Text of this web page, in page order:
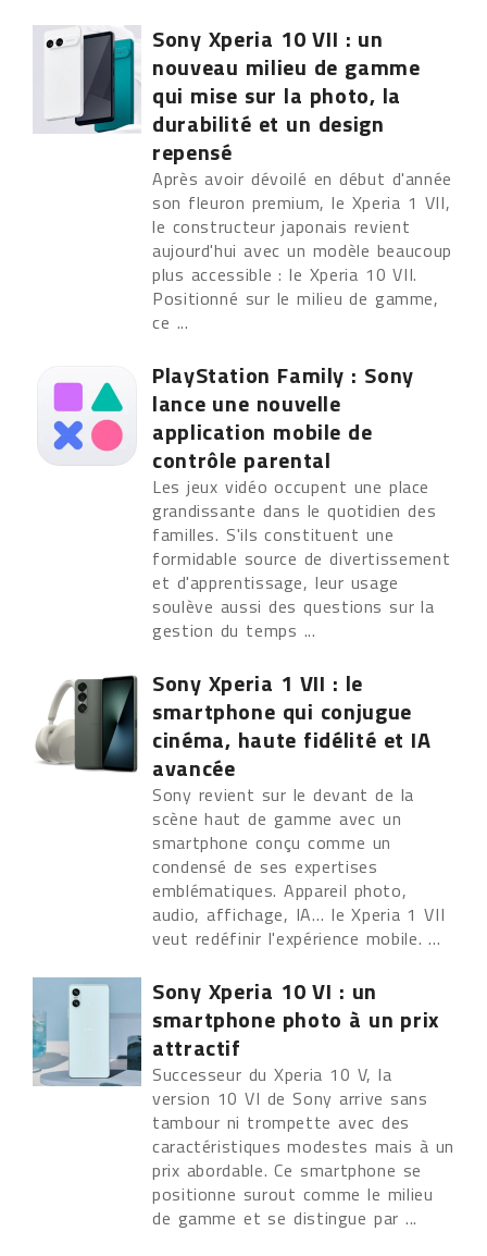
Sony Xperia 10 VII : un
nouveau milieu de gamme
qui mise sur la photo, la
durabilité et un design
repensé
Après avoir dévoilé en début d'année
son fleuron premium, le Xperia 1 VII,
le constructeur japonais revient
aujourd'hui avec un modèle beaucoup
plus accessible : le Xperia 10 VII.
Positionné sur le milieu de gamme,
ce ...
PlayStation Family : Sony
lance une nouvelle
application mobile de
contrôle parental
Les jeux vidéo occupent une place
grandissante dans le quotidien des
familles. S'ils constituent une
formidable source de divertissement
et d'apprentissage, leur usage
soulève aussi des questions sur la
gestion du temps ...
Sony Xperia 1 VII : le
smartphone qui conjugue
cinéma, haute fidélité et IA
avancée
Sony revient sur le devant de la
scène haut de gamme avec un
smartphone conçu comme un
condensé de ses expertises
emblématiques. Appareil photo,
audio, affichage, IA… le Xperia 1 VII
veut redéfinir l'expérience mobile. ...
Sony Xperia 10 VI : un
smartphone photo à un prix
attractif
Successeur du Xperia 10 V, la
version 10 VI de Sony arrive sans
tambour ni trompette avec des
caractéristiques modestes mais à un
prix abordable. Ce smartphone se
positionne surout comme le milieu
de gamme et se distingue par ...